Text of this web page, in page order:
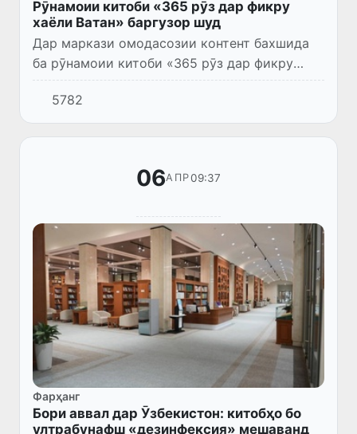
Рӯнамоии китоби «365 рӯз дар фикру
хаёли Ватан» баргузор шуд
Дар маркази омодасозии контент бахшида
ба рӯнамоии китоби «365 рӯз дар фикру
хаёли Ватан» («Юрт қайғусида 365 кун»), ки
фаъолияти пурмаҳсули Президенти кишвар
Шавкат Мирзиёевро дар...
5782
06АПР09:37
Фарҳанг
Бори аввал дар Ӯзбекистон: китобҳо бо
ултрабунафш «дезинфексия» мешаванд